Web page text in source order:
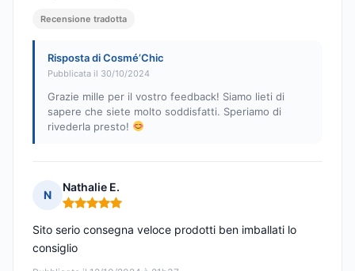
Recensione tradotta
Risposta di Cosmé’Chic
Pubblicata il 30/10/2024
Grazie mille per il vostro feedback! Siamo lieti di
sapere che siete molto soddisfatti. Speriamo di
rivederla presto!
N
Nathalie E.
Nota: 5 su 5
Sito serio consegna veloce prodotti ben imballati lo
consiglio